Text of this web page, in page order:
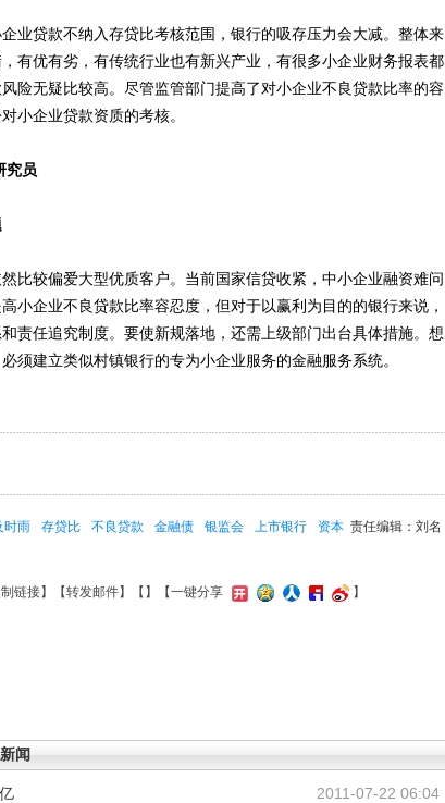
贷款不纳入存贷比考核范围，银行的吸存压力会大减。整体来
有优有劣，有传统行业也有新兴产业，有很多小企业财务报表都
险无疑比较高。尽管监管部门提高了对小企业不良贷款比率的容
小企业贷款资质的考核。
究员
较偏爱大型优质客户。当前国家信贷收紧，中小企业融资难问
小企业不良贷款比率容忍度，但对于以赢利为目的的银行来说，
责任追究制度。要使新规落地，还需上级部门出台具体措施。想
须建立类似村镇银行的专为小企业服务的金融服务系统。
责任编辑：刘名
时雨 存贷比 不良贷款 金融债 银监会 上市银行
资本
链接】【转发邮件】【 】 【一键分享 】
闻
2011-07-22 06:04